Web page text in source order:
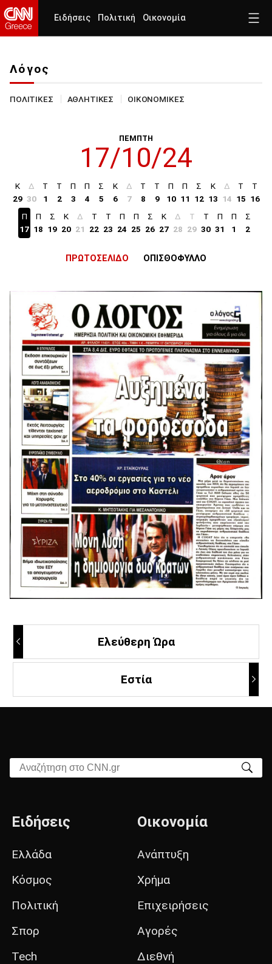
Ειδήσεις Πολιτική Οικονομία
Λόγος
ΠΟΛΙΤΙΚΕΣ ΑΘΛΗΤΙΚΕΣ ΟΙΚΟΝΟΜΙΚΕΣ
ΠΕΜΠΤΗ
17/10/24
Κ
29
Δ
30
Τ
1
Τ
2
Π
3
Π
4
Σ
5
Κ
6
Δ
7
Τ
8
Τ
9
Π
10
Π
11
Σ
12
Κ
13
Δ
14
Τ
15
Τ
16
Π
17
Π
18
Σ
19
Κ
20
Δ
21
Τ
22
Τ
23
Π
24
Π
25
Σ
26
Κ
27
Δ
28
Τ
29
Τ
30
Π
31
Π
1
Σ
2
ΠΡΩΤΟΣΕΛΙΔΟ ΟΠΙΣΘΟΦΥΛΛΟ
Ελεύθερη Ώρα
Εστία
Αναζήτηση στο CNN.gr
Ειδήσεις
Ελλάδα
Κόσμος
Πολιτική
Σπορ
Tech
Οικονομία
Ανάπτυξη
Χρήμα
Επιχειρήσεις
Αγορές
Διεθνή